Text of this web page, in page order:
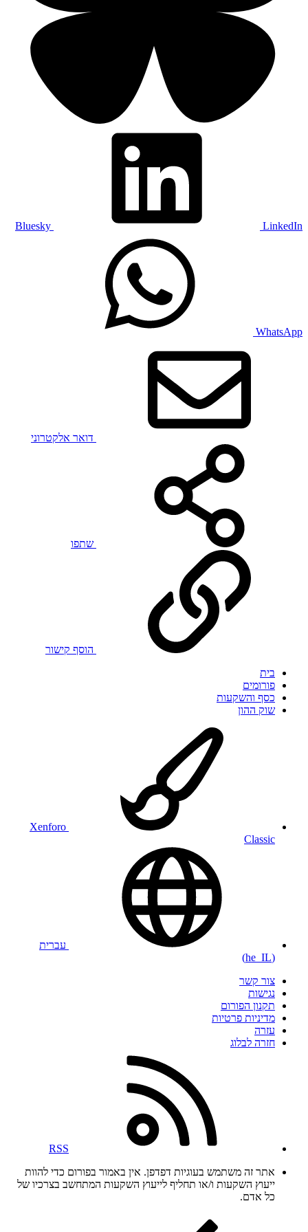
Bluesky LinkedIn
WhatsApp
דואר אלקטרוני
שתפו
הוסף קישור
בית
פורומים
כסף והשקעות
שוק ההון
Xenforo
Classic
עברית
(he_IL)
צור קשר
נגישות
תקנון הפורום
מדיניות פרטיות
עזרה
חזרה לבלוג
RSS
אתר זה משתמש בעוגיות דפדפן. אין באמור בפורום כדי להוות
ייעוץ השקעות ו/או תחליף לייעוץ השקעות המתחשב בצרכיו של
כל אדם.